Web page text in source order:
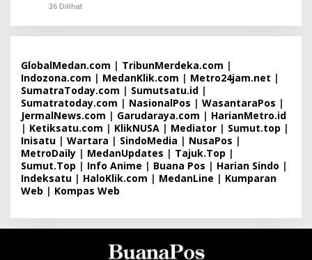
36 Dilihat
GlobalMedan.com | TribunMerdeka.com |
Indozona.com | MedanKlik.com | Metro24jam.net |
SumatraToday.com | Sumutsatu.id |
Sumatratoday.com | NasionalPos | WasantaraPos |
JermalNews.com | Garudaraya.com | HarianMetro.id
| Ketiksatu.com | KlikNUSA | Mediator | Sumut.top |
Inisatu | Wartara | SindoMedia | NusaPos |
MetroDaily | MedanUpdates | Tajuk.Top |
Sumut.Top | Info Anime | Buana Pos | Harian Sindo |
Indeksatu | HaloKlik.com | MedanLine | Kumparan
Web | Kompas Web